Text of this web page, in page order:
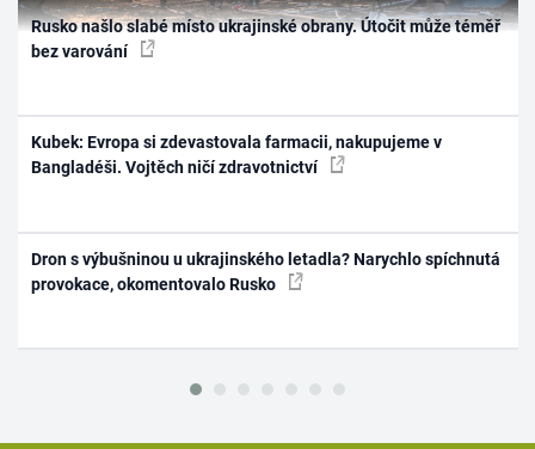
Rusko našlo slabé místo ukrajinské obrany. Útočit může téměř
bez varování
Kubek: Evropa si zdevastovala farmacii, nakupujeme v
Bangladéši. Vojtěch ničí zdravotnictví
Dron s výbušninou u ukrajinského letadla? Narychlo spíchnutá
provokace, okomentovalo Rusko